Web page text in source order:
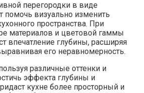
перегородки в виде
визуально изменить
пространства. При
материалов и цветовой гаммы
впечатление глубины, расширяя
его неравномерность.
различные оттенки и
эффекта глубины и
кухне более просторный и